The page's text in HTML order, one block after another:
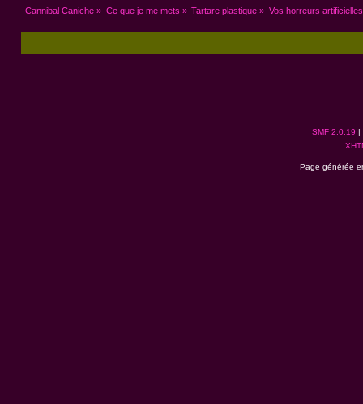
Cannibal Caniche » Ce que je me mets » Tartare plastique » Vos horreurs artificielles
SMF 2.0.19 |
Page générée